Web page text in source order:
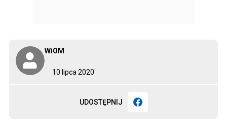
10 lipca 2020
WiOM
UDOSTĘPNIJ